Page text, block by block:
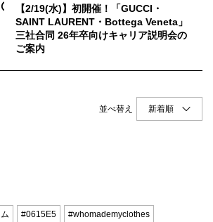
プライバシーポリシー
利用規約
【2/19(水)】初開催！「GUCCI・
SAINT LAURENT・Bottega Veneta」
三社合同 26年卒向けキャリア説明会の
ご案内
並べ替え
#0615E5 #whomademyclothes